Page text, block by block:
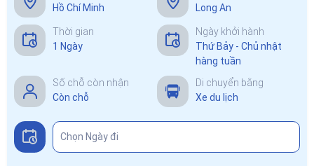
Hồ Chí Minh
Long An
Thời gian
1 Ngày
Ngày khởi hành
Thứ Bảy - Chủ nhật
hàng tuần
Số chỗ còn nhận
Còn chỗ
Di chuyển bằng
Xe du lịch